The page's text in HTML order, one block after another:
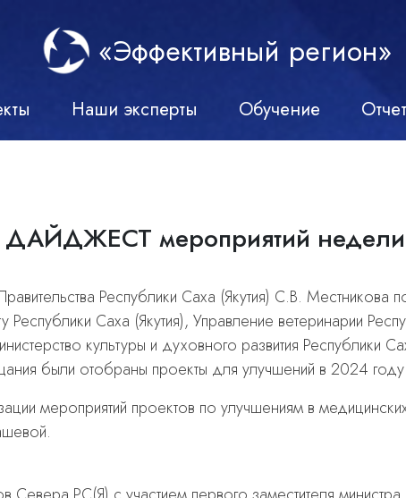
«Эффективный регион»
Наши эксперты Обучение
ДАЙДЖЕСТ мероприятий недели
Республики Саха (Якутия) С.В. Местникова
Саха (Якутия), Управление ветеринарии
культуры и духовного развития Республики
были отобраны проекты для улучшений в 2024 году.
мероприятий проектов по улучшениям в